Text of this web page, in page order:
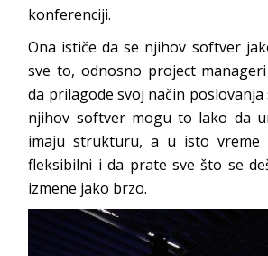
konferenciji.
Ona ističe da se njihov softver
sve to, odnosno project
da prilagode svoj način
njihov softver mogu to lako da
imaju strukturu, a u isto
fleksibilni i da prate sve što se
izmene jako brzo.